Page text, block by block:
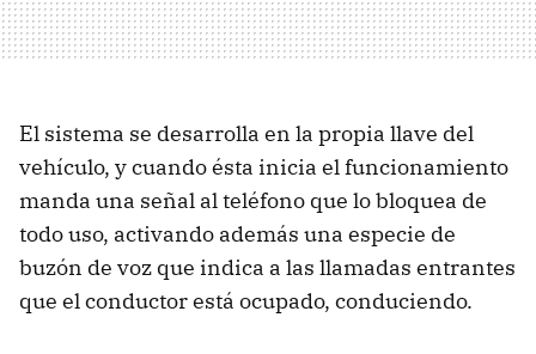
El sistema se desarrolla en la propia llave del
vehículo, y cuando ésta inicia el funcionamiento
manda una señal al teléfono que lo bloquea de
todo uso, activando además una especie de
buzón de voz que indica a las llamadas entrantes
que el conductor está ocupado, conduciendo.